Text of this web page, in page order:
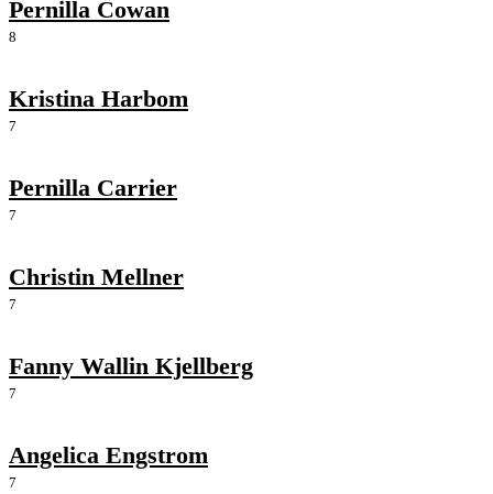
Pernilla Cowan
8
Kristina Harbom
7
Pernilla Carrier
7
Christin Mellner
7
Fanny Wallin Kjellberg
7
Angelica Engstrom
7